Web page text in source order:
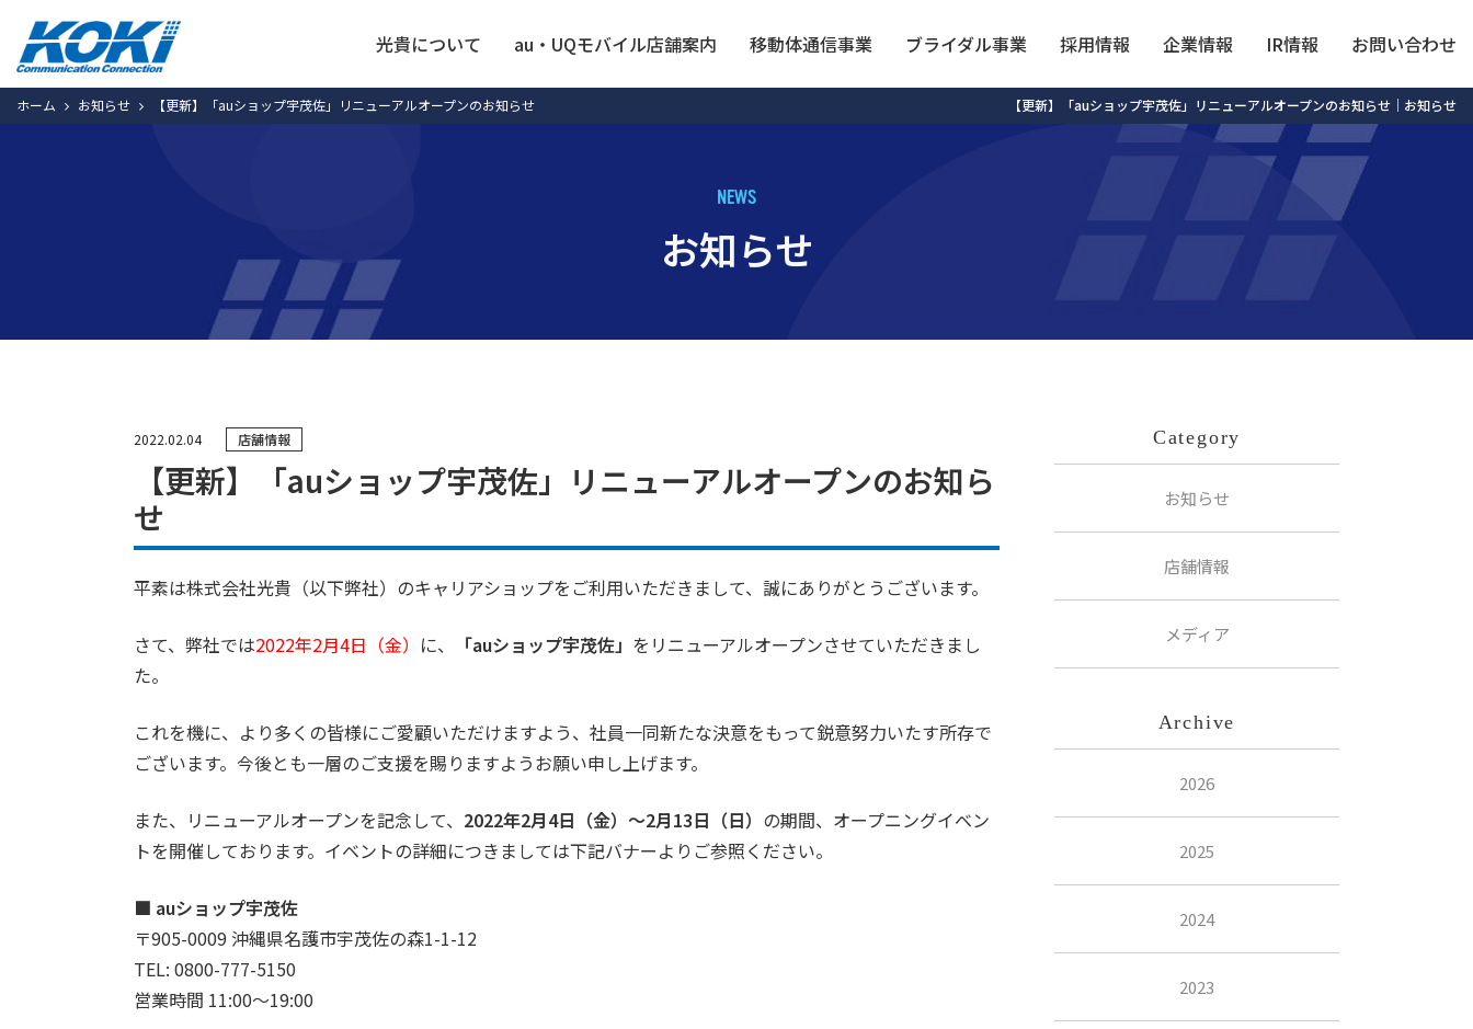
光貴について au・UQモバイル店舗案内 移動体通信事業 ブライダル事業 採用情報 企業情報 IR情報 お問い合わせ
【更新】「auショップ宇茂佐」リニューアルオープンのお知らせ｜お知らせ
N EWS
お知らせ
ホーム お知らせ 【更新】「auショップ宇茂佐」リニューアルオープンのお知らせ
2022.02.04 店舗情報
【更新】「auショップ宇茂佐」リニューアルオープンのお知ら
せ
平素は株式会社光貴（以下弊社）のキャリアショップをご利用いただきまして、誠にありがとうございます。
さて、弊社では2022年2月4日（金） に、 「auショップ宇茂佐」 をリニューアルオープンさせていただきまし
た。
これを機に、より多くの皆様にご愛顧いただけますよう、社員一同新たな決意をもって鋭意努力いたす所存で
ございます。今後とも一層のご支援を賜りますようお願い申し上げます。
また、リニューアルオープンを記念して、 2022年2月4日（金）～2月13日（日） の期間、オープニングイベン
トを開催しております。イベントの詳細につきましては下記バナーよりご参照ください。
■ auショップ宇茂佐
〒905-0009 沖縄県名護市宇茂佐の森1-1-12
TEL: 0800-777-5150
営業時間 11:00～19:00
Category
お知らせ
店舗情報
メディア
Archive
2026
2025
2024
2023